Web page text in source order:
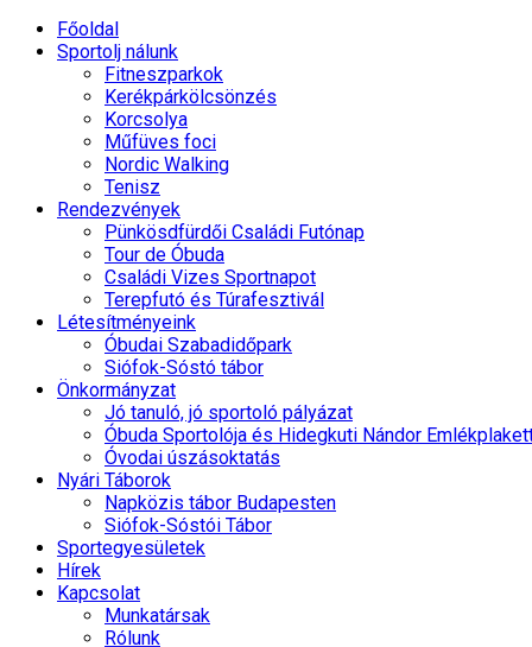
Főoldal
Sportolj nálunk
Fitneszparkok
Kerékpárkölcsönzés
Korcsolya
Műfüves foci
Nordic Walking
Tenisz
Rendezvények
Pünkösdfürdői Családi Futónap
Tour de Óbuda
Családi Vizes Sportnapot
Terepfutó és Túrafesztivál
Létesítményeink
Óbudai Szabadidőpark
Siófok-Sóstó tábor
Önkormányzat
Jó tanuló, jó sportoló pályázat
Óbuda Sportolója és Hidegkuti Nándor
Óvodai úszásoktatás
Nyári Táborok
Napközis tábor Budapesten
Siófok-Sóstói Tábor
Sportegyesületek
Hírek
Kapcsolat
Munkatársak
Rólunk